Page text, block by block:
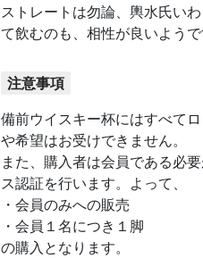
ストレートは勿論、輿水氏い
て飲むのも、相性が良いようで
注意事項
備前ウイスキー杯にはすべて
や希望はお受けできません。
また、購入者は会員である必
ス認証を行います。よって、
・会員のみへの販売
・会員１名につき１脚
の購入となります。